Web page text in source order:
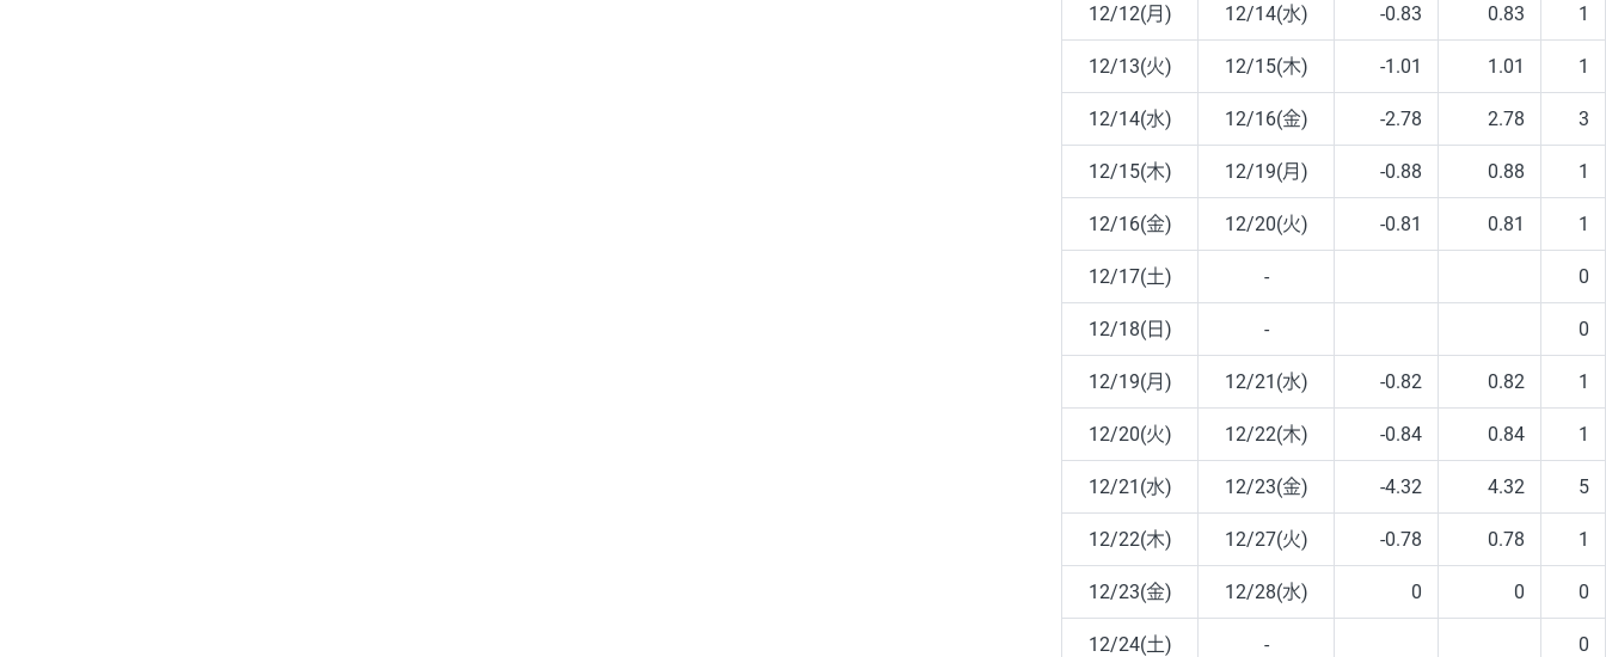
12/12(月) 12/14(水) -0.83 0.83 1
12/13(火) 12/15(木) -1.01 1.01 1
12/14(水) 12/16(金) -2.78 2.78 3
12/15(木) 12/19(月) -0.88 0.88 1
12/16(金) 12/20(火) -0.81 0.81 1
12/17(土) - 0
12/18(日) - 0
12/19(月) 12/21(水) -0.82 0.82 1
12/20(火) 12/22(木) -0.84 0.84 1
12/21(水) 12/23(金) -4.32 4.32 5
12/22(木) 12/27(火) -0.78 0.78 1
12/23(金) 12/28(水) 0 0 0
12/24(土) - 0